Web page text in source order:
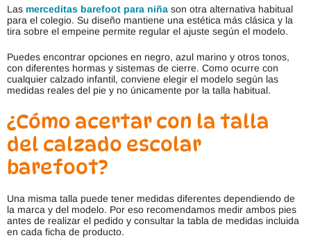
Las merceditas barefoot para niña son otra alternativa habitual
para el colegio. Su diseño mantiene una estética más clásica y la
tira sobre el empeine permite regular el ajuste según el modelo.
Puedes encontrar opciones en negro, azul marino y otros tonos,
con diferentes hormas y sistemas de cierre. Como ocurre con
cualquier calzado infantil, conviene elegir el modelo según las
medidas reales del pie y no únicamente por la talla habitual.
¿Cómo acertar con la talla
del calzado escolar
barefoot?
Una misma talla puede tener medidas diferentes dependiendo de
la marca y del modelo. Por eso recomendamos medir ambos pies
antes de realizar el pedido y consultar la tabla de medidas incluida
en cada ficha de producto.